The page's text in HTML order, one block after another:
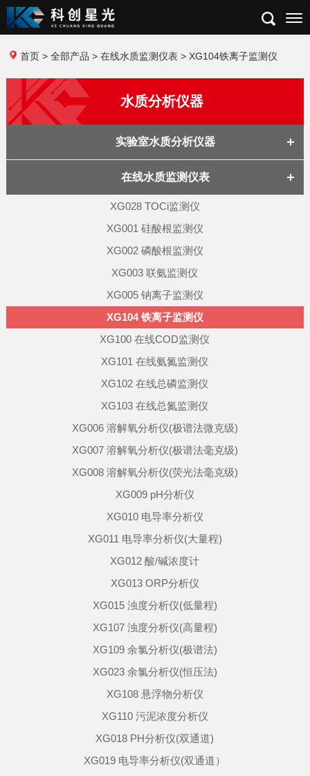
首页> 全部产品 > 在线水质监测仪表 > XG104铁离子监测仪
水质分析仪器
实验室水质分析仪器
在线水质监测仪表
XG028 TOCi监测仪
XG001 硅酸根监测仪
XG002 磷酸根监测仪
XG003 联氨监测仪
XG005 钠离子监测仪
XG104 铁离子监测仪
XG100 在线COD监测仪
XG101 在线氨氮监测仪
XG102 在线总磷监测仪
XG103 在线总氮监测仪
XG006 溶解氧分析仪(极谱法微克级)
XG007 溶解氧分析仪(极谱法毫克级)
XG008 溶解氧分析仪(荧光法毫克级)
XG009 pH分析仪
XG010 电导率分析仪
XG011 电导率分析仪(大量程)
XG012 酸/碱浓度计
XG013 ORP分析仪
XG015 浊度分析仪(低量程)
XG107 浊度分析仪(高量程)
XG109 余氯分析仪(极谱法)
XG023 余氯分析仪(恒压法)
XG108 悬浮物分析仪
XG110 污泥浓度分析仪
XG018 PH分析仪(双通道)
XG019 电导率分析仪(双通道）